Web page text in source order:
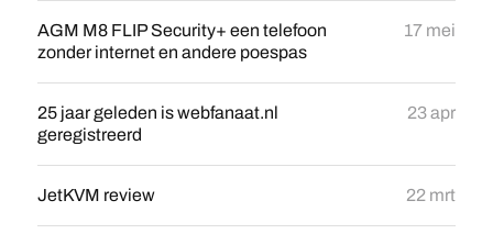
AGM M8 FLIP Security+ een telefoon
zonder internet en andere poespas
17 mei
25 jaar geleden is webfanaat.nl
geregistreerd
23 apr
JetKVM review 22 mrt